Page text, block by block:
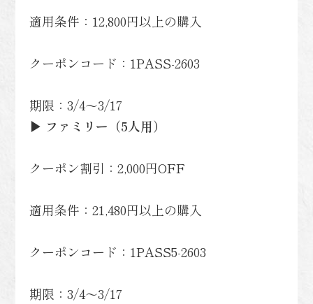
適用条件：12,800円以上の購入
クーポンコード：1PASS-2603
期限：3/4〜3/17
▶ ファミリー（5人用）
クーポン割引：2,000円OFF
適用条件：21,480円以上の購入
クーポンコード：1PASS5-2603
期限：3/4〜3/17